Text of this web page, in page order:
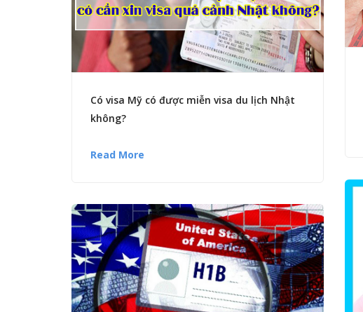
Có visa Mỹ có được miễn visa du lịch Nhật
không?
Read More